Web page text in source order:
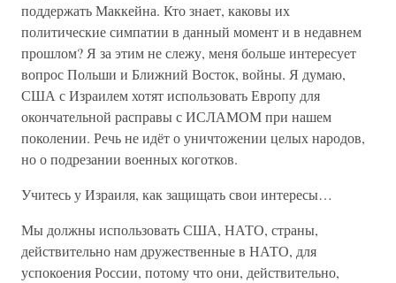
поддержать Маккейна. Кто знает, каковы их
политические симпатии в данный момент и в недавнем
прошлом? Я за этим не слежу, меня больше интересует
вопрос Польши и Ближний Восток, войны. Я думаю,
США с Израилем хотят использовать Европу для
окончательной расправы с ИСЛАМОМ при нашем
поколении. Речь не идёт о уничтожении целых народов,
но о подрезании военных коготков.
Учитесь у Израиля, как защищать свои интересы…
Мы должны использовать США, НАТО, страны,
действительно нам дружественные в НАТО, для
успокоения России, потому что они, действительно,